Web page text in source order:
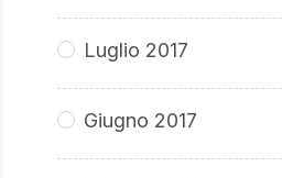
Luglio 2017
Giugno 2017